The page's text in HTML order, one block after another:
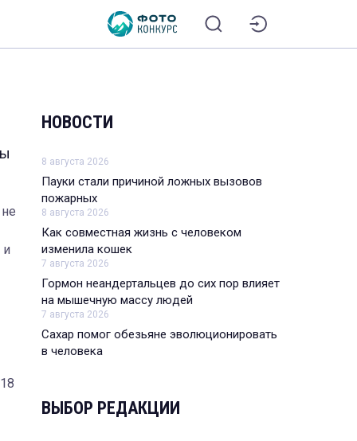
и
НОВОСТИ
8 августа 2026
Пауки стали причиной ложных вызовов
пожарных
8 августа 2026
Как совместная жизнь с человеком
изменила кошек
7 августа 2026
Гормон неандертальцев до сих пор влияет
на мышечную массу людей
7 августа 2026
Сахар помог обезьяне эволюционировать
в человека
ВЫБОР РЕДАКЦИИ